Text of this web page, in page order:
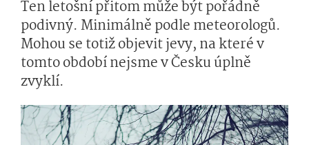
Ten letošní přitom může být pořádně
podivný. Minimálně podle meteorologů.
Mohou se totiž objevit jevy, na které v
tomto období nejsme v Česku úplně
zvyklí.